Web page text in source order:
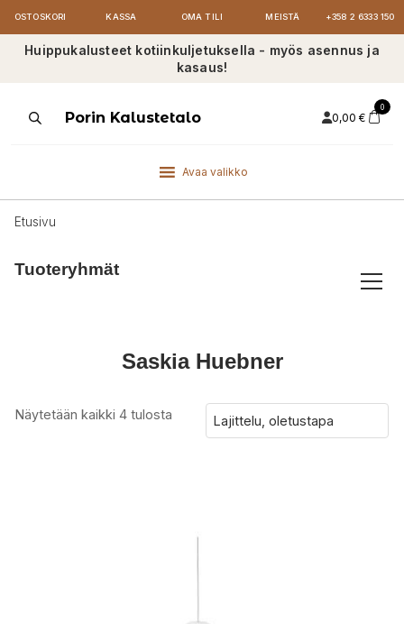
OSTOSKORI KASSA OMA TILI MEISTÄ +358 2 6333 150
Huippukalusteet kotiinkuljetuksella - myös asennus ja
kasaus!
ProductsPorin Kalustetalo 0,00 €
0
Avaa valikko
Etusivu
Tuoteryhmät
Saskia Huebner
Näytetään kaikki 4 tulosta